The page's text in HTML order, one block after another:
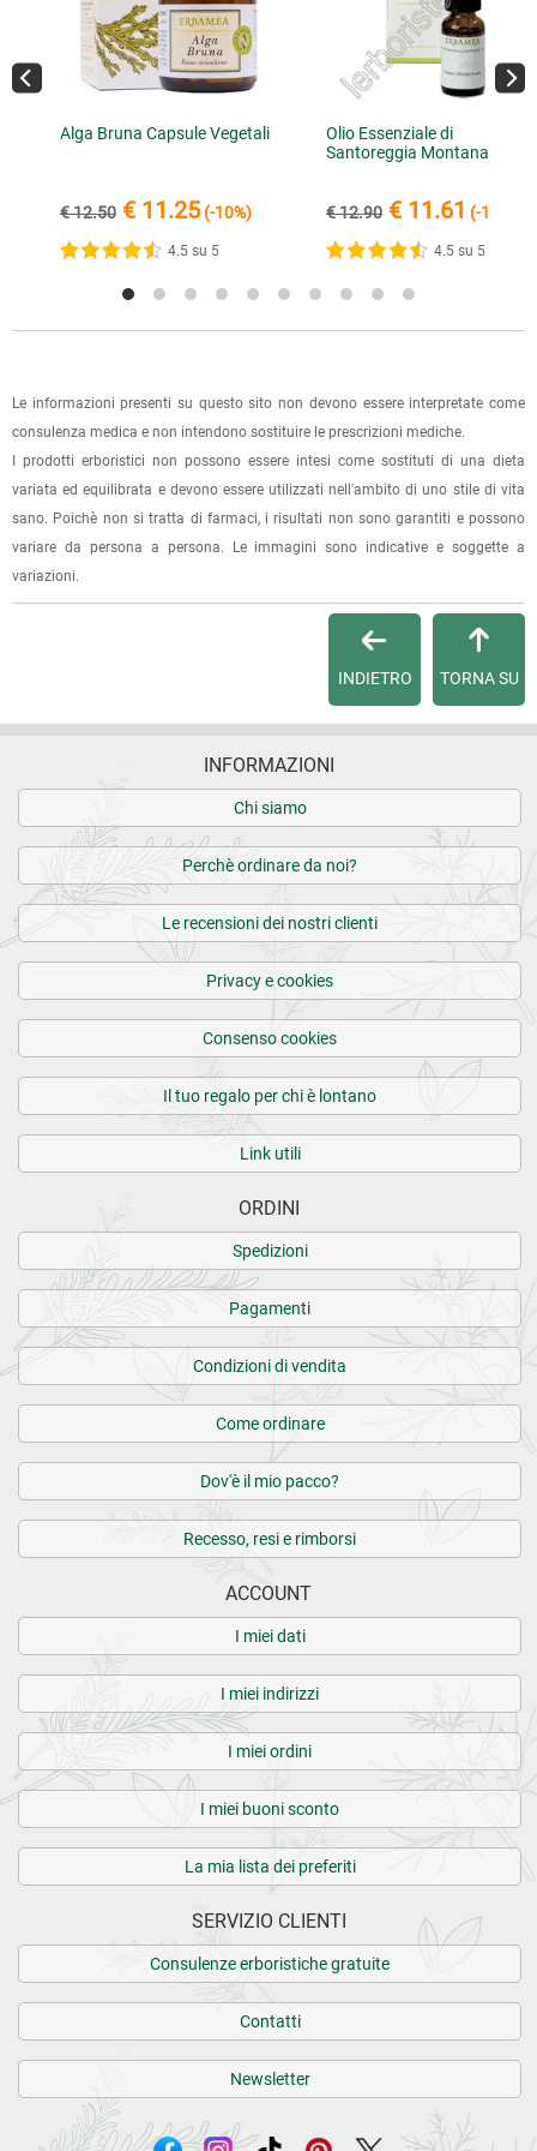
ritirarla di persona entro 7 giorni.
È possibile effettuare un ordine sul sito e recarsi a ritirarlo
direttamente nel punto vendita di Via Iglesias 5/B a Cagliari.
Per scegliere questa possibilità, seleziona l'opzione "Ritiro in
negozio" al momento della scelta della modalità di
spese di spedizione e sarai avvisato con una e-mail quando
l'ordine sarà pronto per il ritiro.
La spedizione è accompagnata da un riepilogo d'ordine,
oppure dalla fattura se richiesta al momento dell'ordine
Dalla tuaArea Clientepotrai verificare lo stato di lavorazione
dell'ordine e lo stato della spedizione.
Per qualsiasi informazione, contattaci viae-mail.
Per maggiori dettagli, vedi le
inviare la ricevuta di versamento all'e-mail
info@lerboristeria.com.
I dati per il pagamento saranno riportati anche nell'email di
Alga Bruna Capsule Vegetali
€ 12.50 € 11.25(-10%)
4.5 su 5
Olio Essenziale di
Santoreggia Montana
€ 12.90 € 11.61 (-10%)
4.5 su 5
Le informazioni presenti su questo sito non devono essere interpretate come
consulenza medica e non intendono sostituire le prescrizioni mediche.
I prodotti erboristici non possono essere intesi come sostituti di una dieta
variata ed equilibrata e devono essere utilizzati nell'ambito di uno stile di vita
sano. Poichè non si tratta di farmaci, i risultati non sono garantiti e possono
variare da persona a persona. Le immagini sono indicative e soggette a
variazioni.
TORNA SU
INDIETRO
INFORMAZIONI
Chi siamo
Perchè ordinare da noi?
Le recensioni dei nostri clienti
Privacy e cookies
Consenso cookies
Il tuo regalo per chi è lontano
Link utili
ORDINI
Spedizioni
Pagamenti
Condizioni di vendita
Come ordinare
Dov'è il mio pacco?
Recesso, resi e rimborsi
ACCOUNT
I miei dati
I miei indirizzi
I miei ordini
I miei buoni sconto
La mia lista dei preferiti
SERVIZIO CLIENTI
Consulenze erboristiche gratuite
Contatti
Newsletter